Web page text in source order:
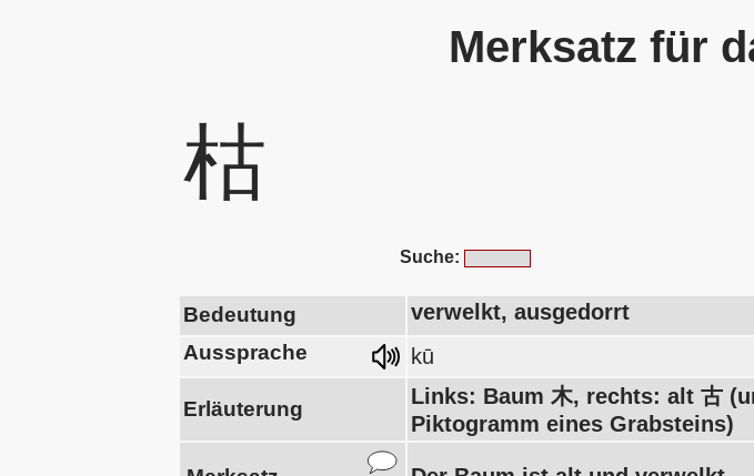
Merksatz für
枯
Suche:
Bedeutung verwelkt, ausgedorrt
Aussprache kū
Erläuterung
Links: Baum 木, rechts: alt 古
Piktogramm eines Grabsteins)